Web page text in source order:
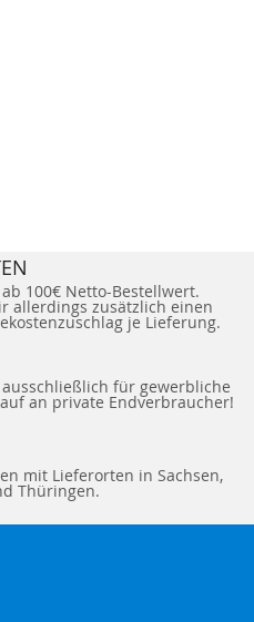
100€ Netto-Bestellwert.
allerdings zusätzlich einen
je Lieferung.
für gewerbliche
an private Endverbraucher!
mit Lieferorten in Sachsen,
Thüringen.